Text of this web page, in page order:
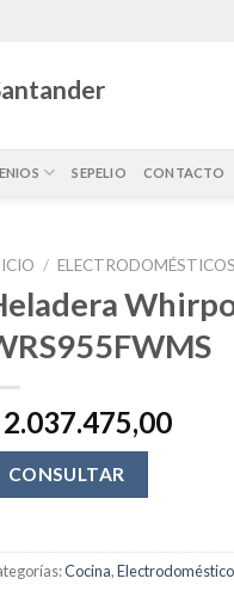
SEPELIO CONTACTO
/
2.037.475,00
CONSULTAR
Cocina,